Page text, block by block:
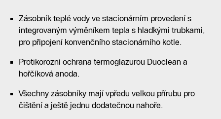
Zásobník teplé vody ve stacionárním provedení s
integrovaným výměníkem tepla s hladkými trubkami,
pro připojení konvenčního stacionárního kotle.
Protikorozní ochrana termoglazurou Duoclean a
hořčíková anoda.
Všechny zásobníky mají vpředu velkou přírubu pro
čištění a ještě jednu dodatečnou nahoře.